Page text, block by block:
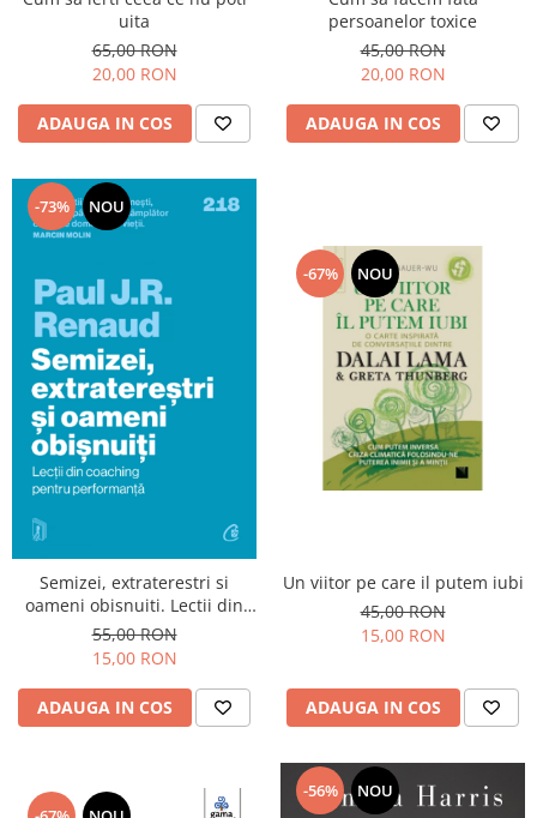
uita
65,00 RON
20,00 RON
ADAUGA IN COS
persoanelor toxice
45,00 RON
20,00 RON
ADAUGA IN COS
-73% NOU
Semizei, extraterestri si
oameni obisnuiti. Lectii din
coaching pentru performanta
55,00 RON
15,00 RON
ADAUGA IN COS
-67% NOU
Un viitor pe care il putem iubi
45,00 RON
15,00 RON
ADAUGA IN COS
-56% NOU